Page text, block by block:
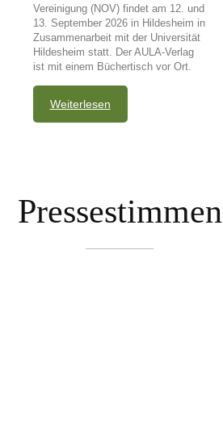
Vereinigung (NOV) findet am 12. und
13. September 2026 in Hildesheim in
Zusammenarbeit mit der Universität
Hildesheim statt. Der AULA-Verlag
ist mit einem Büchertisch vor Ort.
Weiterlesen
Pressestimmen